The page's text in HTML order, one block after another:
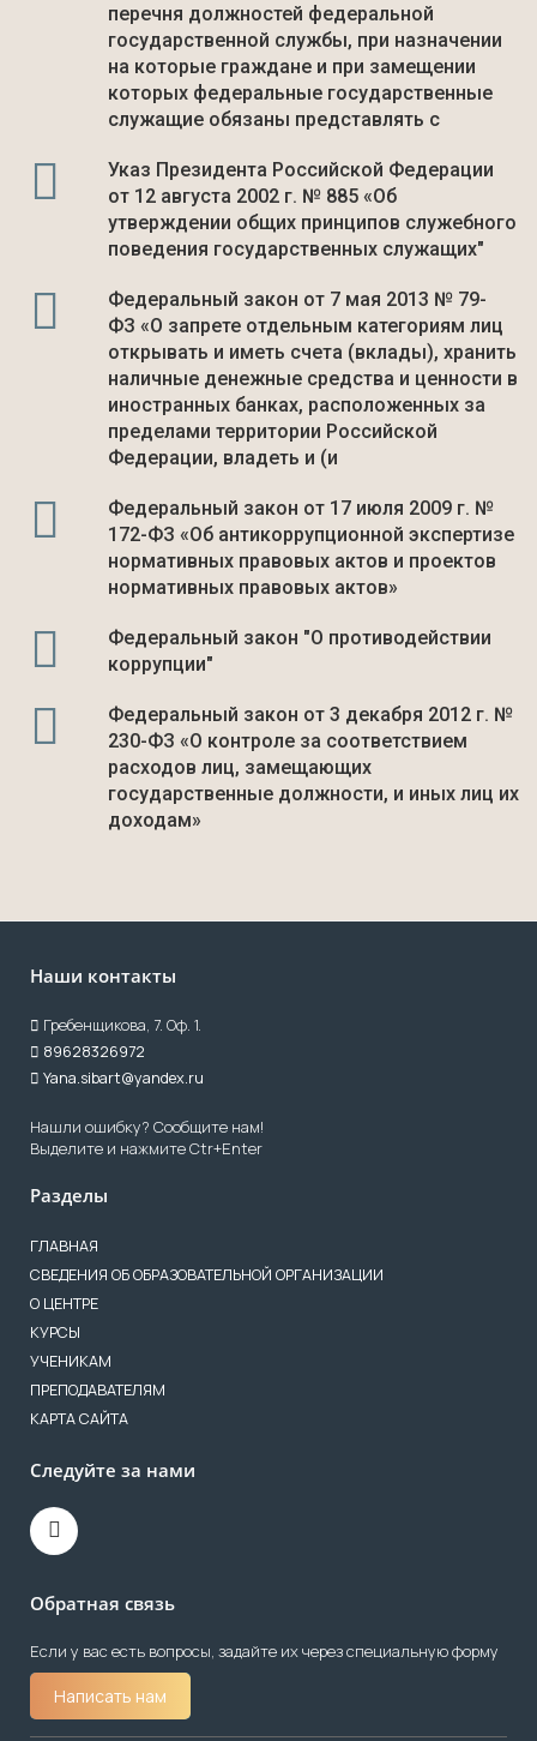
перечня должностей федеральной
государственной службы, при назначении
на которые граждане и при замещении
которых федеральные государственные
служащие обязаны представлять с
Указ Президента Российской Федерации
от 12 августа 2002 г. № 885 «Об
утверждении общих принципов служебного
поведения государственных служащих"
Федеральный закон от 7 мая 2013 № 79-
ФЗ «О запрете отдельным категориям лиц
открывать и иметь счета (вклады), хранить
наличные денежные средства и ценности в
иностранных банках, расположенных за
пределами территории Российской
Федерации, владеть и (и
Федеральный закон от 17 июля 2009 г. №
172-ФЗ «Об антикоррупционной экспертизе
нормативных правовых актов и проектов
нормативных правовых актов»
Федеральный закон "О противодействии
коррупции"
Федеральный закон от 3 декабря 2012 г. №
230-ФЗ «О контроле за соответствием
расходов лиц, замещающих
государственные должности, и иных лиц их
доходам»
Наши контакты
Гребенщикова, 7. Оф. 1.
89628326972
Yana.sibart@yandex.ru
Нашли ошибку? Сообщите нам!
Выделите и нажмите Ctr+Enter
Разделы
ГЛАВНАЯ
СВЕДЕНИЯ ОБ ОБРАЗОВАТЕЛЬНОЙ ОРГАНИЗАЦИИ
О ЦЕНТРЕ
КУРСЫ
УЧЕНИКАМ
ПРЕПОДАВАТЕЛЯМ
КАРТА САЙТА
Следуйте за нами
Обратная связь
Если у вас есть вопросы, задайте их через специальную форму
Написать нам